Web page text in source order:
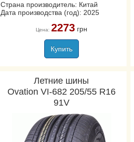
Страна производитель: Китай
Дата производства (год): 2025
Цена: 2273грн
Купить
Летние шины
Ovation VI-682 205/55 R16
91V